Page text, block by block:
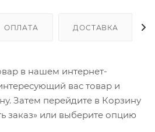
ОПЛАТА ДОСТАВКА
в нашем интернет-
вас товар и
Затем перейдите в Корзину
заказ» или выберите опцию